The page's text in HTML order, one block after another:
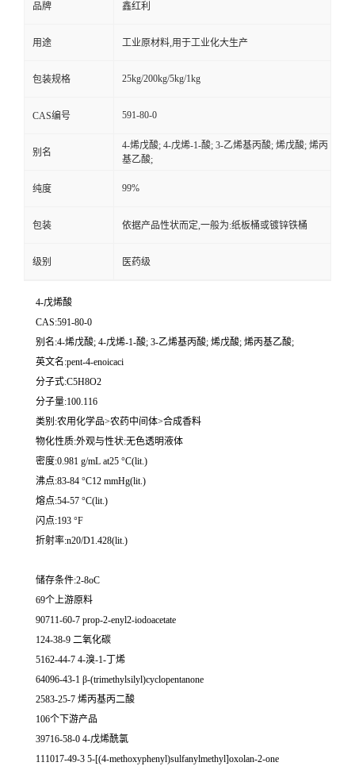
品牌 鑫红利
用途 工业原材料,用于工业化大生产
包装规格 25kg/200kg/5kg/1kg
CAS编号 591-80-0
别名
4-烯戊酸; 4-戊烯-1-酸; 3-乙烯基丙酸; 烯戊酸; 烯丙
基乙酸;
纯度 99%
包装 依据产品性状而定,一般为:纸板桶或镀锌铁桶
级别 医药级
4-戊烯酸
CAS:591-80-0
别名:4-烯戊酸; 4-戊烯-1-酸; 3-乙烯基丙酸; 烯戊酸; 烯丙基乙酸;
英文名:pent-4-enoicaci
分子式:C5H8O2
分子量:100.116
类别:农用化学品>农药中间体>合成香料
物化性质:外观与性状:无色透明液体
密度:0.981 g/mL at25 °C(lit.)
沸点:83-84 °C12 mmHg(lit.)
熔点:54-57 °C(lit.)
闪点:193 °F
折射率:n20/D1.428(lit.)
储存条件:2-8oC
69个上游原料
90711-60-7 prop-2-enyl2-iodoacetate
124-38-9 二氧化碳
5162-44-7 4-溴-1-丁烯
64096-43-1 β-(trimethylsilyl)cyclopentanone
2583-25-7 烯丙基丙二酸
106个下游产品
39716-58-0 4-戊烯酰氯
111017-49-3 5-[(4-methoxyphenyl)sulfanylmethyl]oxolan-2-one